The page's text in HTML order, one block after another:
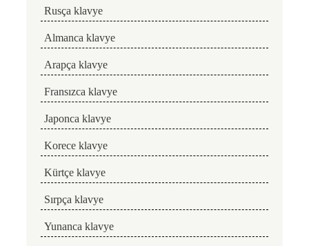
Rusça klavye
Almanca klavye
Arapça klavye
Fransızca klavye
Japonca klavye
Korece klavye
Kürtçe klavye
Sırpça klavye
Yunanca klavye